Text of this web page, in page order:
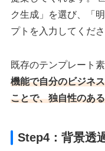
ク生成」を選び、「
プトを入力してくださ
既存のテンプレート
機能で自分のビジネ
ことで、独自性のあ
Step4：背景透